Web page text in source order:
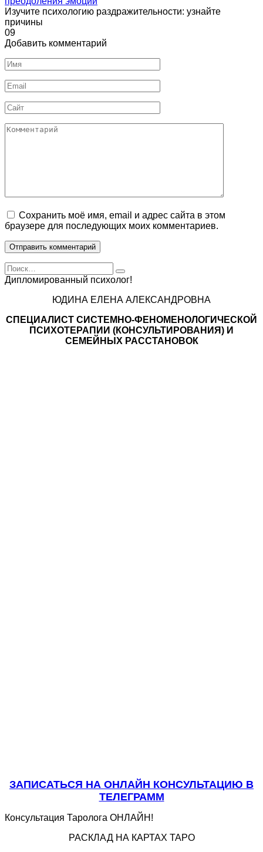
Изучите психологию раздражительности: узнайте
причины
09
Добавить комментарий
Имя
Email
Сайт
Комментарий
Сохранить моё имя, email и адрес сайта в этом
браузере для последующих моих комментариев.
Search
for:
Дипломированный психолог!
ЮДИНА ЕЛЕНА АЛЕКСАНДРОВНА
СПЕЦИАЛИСТ CИСТЕМНО-ФЕНОМЕНОЛОГИЧЕСКОЙ
ПСИХОТЕРАПИИ (КОНСУЛЬТИРОВАНИЯ) И
СЕМЕЙНЫХ РАССТАНОВОК
ЗАПИСАТЬСЯ НА ОНЛАЙН КОНСУЛЬТАЦИЮ В
ТЕЛЕГРАММ
Консультация Таролога ОНЛАЙН!
РАСКЛАД НА КАРТАХ ТАРО